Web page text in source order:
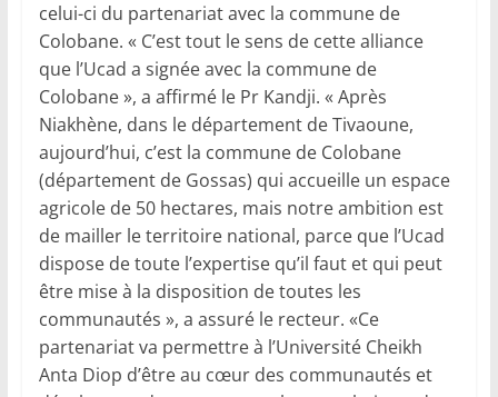
celui-ci du partenariat avec la commune de
Colobane. « C’est tout le sens de cette alliance
que l’Ucad a signée avec la commune de
Colobane », a affirmé le Pr Kandji. « Après
Niakhène, dans le département de Tivaoune,
aujourd’hui, c’est la commune de Colobane
(département de Gossas) qui accueille un espace
agricole de 50 hectares, mais notre ambition est
de mailler le territoire national, parce que l’Ucad
dispose de toute l’expertise qu’il faut et qui peut
être mise à la disposition de toutes les
communautés », a assuré le recteur. «Ce
partenariat va permettre à l’Université Cheikh
Anta Diop d’être au cœur des communautés et